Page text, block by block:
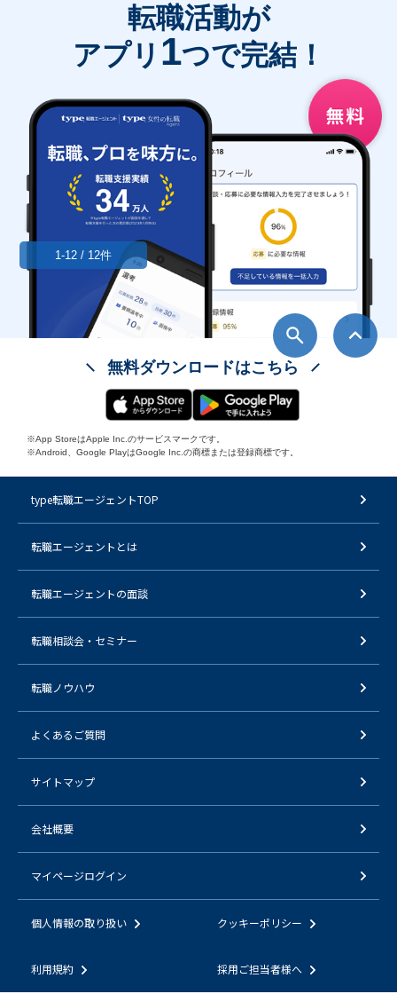
1-12 / 12件
転職活動が
アプリ 1つで完結！
無料ダウンロードはこちら
※App StoreはApple Inc.のサービスマークです。
※Android、Google PlayはGoogle Inc.の商標または登録商標です。
type転職エージェントTOP
転職エージェントとは
転職エージェントの面談
転職相談会・セミナー
転職ノウハウ
よくあるご質問
サイトマップ
会社概要
マイページログイン
個人情報の取り扱い クッキーポリシー
利用規約 採用ご担当者様へ